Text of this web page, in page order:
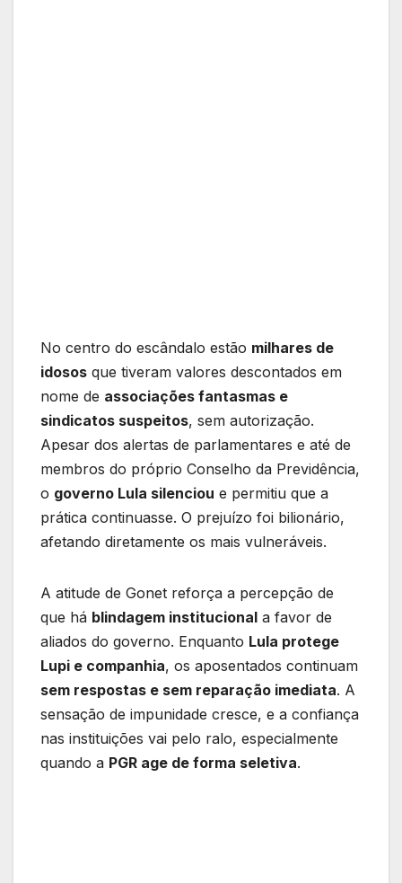
No centro do escândalo estão milhares de
idosos que tiveram valores descontados em
nome de associações fantasmas e
sindicatos suspeitos, sem autorização.
Apesar dos alertas de parlamentares e até de
membros do próprio Conselho da Previdência,
o governo Lula silenciou e permitiu que a
prática continuasse. O prejuízo foi bilionário,
afetando diretamente os mais vulneráveis.
A atitude de Gonet reforça a percepção de
que há blindagem institucional a favor de
aliados do governo. Enquanto Lula protege
Lupi e companhia, os aposentados continuam
sem respostas e sem reparação imediata. A
sensação de impunidade cresce, e a confiança
nas instituições vai pelo ralo, especialmente
quando a PGR age de forma seletiva.